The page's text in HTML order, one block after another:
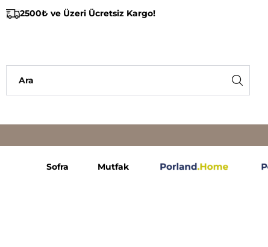
2500₺ ve Üzeri Ücretsiz Kargo!
Sofra Mutfak